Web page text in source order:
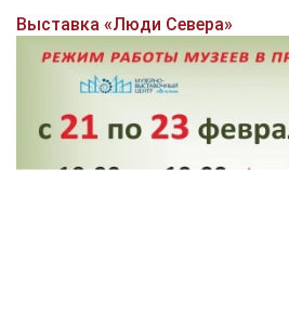
Выставка «Люди Севера»